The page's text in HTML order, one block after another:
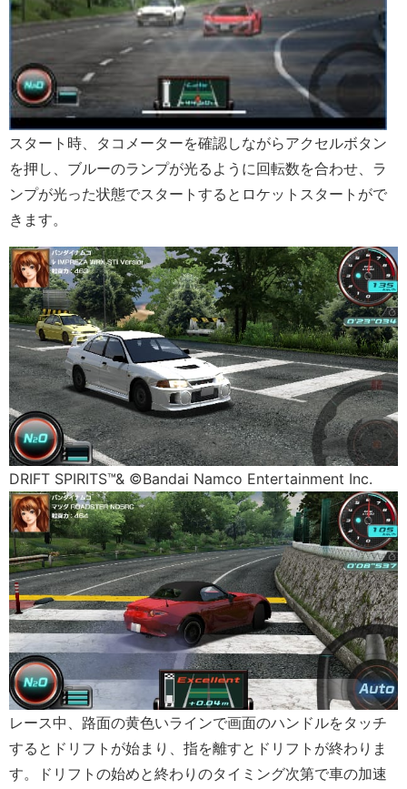
スタート時、タコメーターを確認しながらアクセルボタン
を押し、ブルーのランプが光るように回転数を合わせ、ラ
ンプが光った状態でスタートするとロケットスタートがで
きます。
DRIFT SPIRITS™& ©Bandai Namco Entertainment Inc.
レース中、路面の黄色いラインで画面のハンドルをタッチ
するとドリフトが始まり、指を離すとドリフトが終わりま
す。ドリフトの始めと終わりのタイミング次第で車の加速